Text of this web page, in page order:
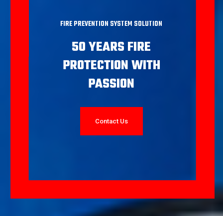
FIRE PREVENTION SYSTEM SOLUTION
50 YEARS FIRE
PROTECTION WITH
PASSION
Contact Us